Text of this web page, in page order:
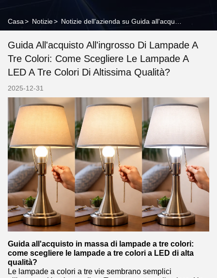
Casa> Notizie>
Guida All'acquisto All'ingrosso Di Lampade A
Tre Colori: Come Scegliere Le Lampade A
LED A Tre Colori Di Altissima Qualità?
2025-12-31
Guida all'acquisto in massa di lampade a tre colori:
come scegliere le lampade a tre colori a LED di alta
qualità?
Le lampade a colori a tre vie sembrano semplici